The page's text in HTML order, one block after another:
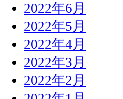
2022年6月
2022年5月
2022年4月
2022年3月
2022年2月